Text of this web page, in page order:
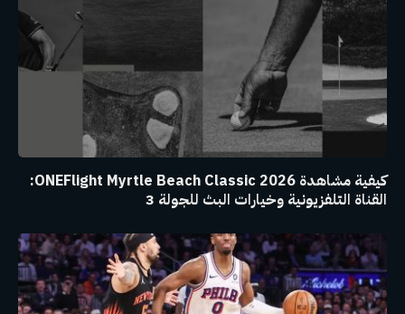
كيفية مشاهدة ONEFlight Myrtle Beach Classic 2026:
القناة التلفزيونية وخيارات البث للجولة 3